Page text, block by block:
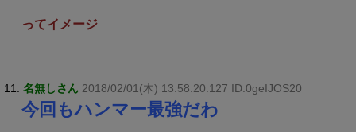
ってイメージ
11: 名無しさん 2018/02/01(木) 13:58:20.127 ID:0geIJOS20
今回もハンマー最強だわ